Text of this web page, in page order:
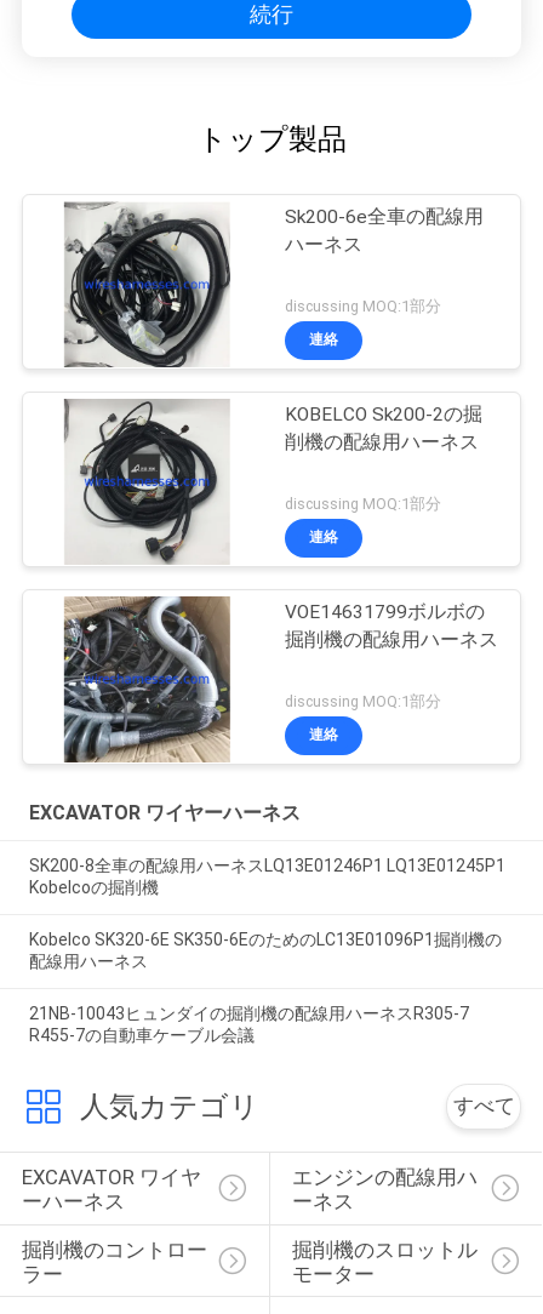
続行
トップ製品
Sk200-6e全車の配線用
ハーネス
discussing MOQ:1部分
連絡
KOBELCO Sk200-2の掘
削機の配線用ハーネス
discussing MOQ:1部分
連絡
VOE14631799ボルボの
掘削機の配線用ハーネス
discussing MOQ:1部分
連絡
EXCAVATOR ワイヤーハーネス
SK200-8全車の配線用ハーネスLQ13E01246P1 LQ13E01245P1
Kobelcoの掘削機
Kobelco SK320-6E SK350-6EのためのLC13E01096P1掘削機の
配線用ハーネス
21NB-10043ヒュンダイの掘削機の配線用ハーネスR305-7
R455-7の自動車ケーブル会議
人気カテゴリ すべて
EXCAVATOR ワイヤ
ーハーネス
エンジンの配線用ハ
ーネス
掘削機のコントロー
ラー
掘削機のスロットル
モーター